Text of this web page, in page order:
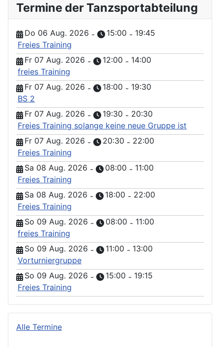
Termine der Tanzsportabteilung
Do 06 Aug. 2026 - 15:00 - 19:45
Freies Training
Fr 07 Aug. 2026 - 12:00 - 14:00
freies Training
Fr 07 Aug. 2026 - 18:00 - 19:30
BS 2
Fr 07 Aug. 2026 - 19:30 - 20:30
Freies Training solange keine neue Gruppe ist
Fr 07 Aug. 2026 - 20:30 - 22:00
Freies Training
Sa 08 Aug. 2026 - 08:00 - 11:00
Freies Training
Sa 08 Aug. 2026 - 18:00 - 22:00
Freies Training
So 09 Aug. 2026 - 08:00 - 11:00
freies Training
So 09 Aug. 2026 - 11:00 - 13:00
Vorturniergruppe
So 09 Aug. 2026 - 15:00 - 19:15
Freies Training
Alle Termine